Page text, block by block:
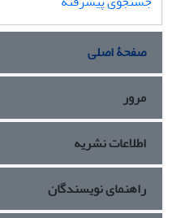
صفحۀ اصلی
مرور
اطلاعات نشریه
راهنمای نویسندگان